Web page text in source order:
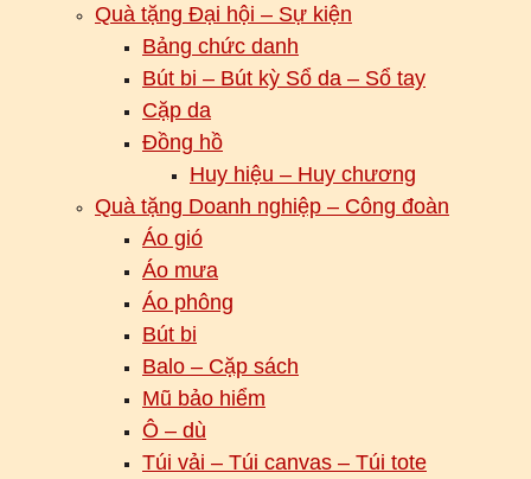
Quà tặng Đại hội – Sự kiện
Bảng chức danh
Bút bi – Bút kỳ Sổ da – Sổ tay
Cặp da
Đồng hồ
Huy hiệu – Huy chương
Quà tặng Doanh nghiệp – Công đoàn
Áo gió
Áo mưa
Áo phông
Bút bi
Balo – Cặp sách
Mũ bảo hiểm
Ô – dù
Túi vải – Túi canvas – Túi tote